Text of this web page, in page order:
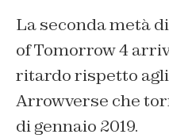
La seconda metà
of Tomorrow 4
ritardo rispetto
Arrowverse che
di gennaio 2019.